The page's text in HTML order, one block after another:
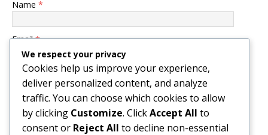
Name *
Email*
Website
Save my name, email, and website in this browser for the
next time I comment.
We respect your privacy
Cookies help us improve your experience,
deliver personalized content, and analyze
traffic. You can choose which cookies to allow
by clicking Customize. ClickAccept All to
consent or Reject All to decline non-essential